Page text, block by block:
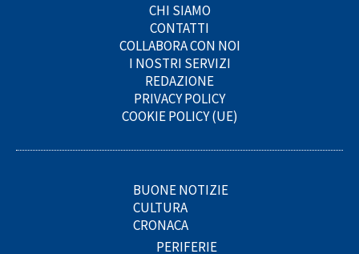
CHI SIAMO
CONTATTI
COLLABORA CON NOI
I NOSTRI SERVIZI
REDAZIONE
PRIVACY POLICY
COOKIE POLICY (UE)
BUONE NOTIZIE
CULTURA
CRONACA
PERIFERIE